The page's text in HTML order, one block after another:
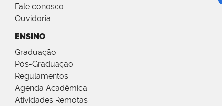
Fale conosco
Ouvidoria
ENSINO
Graduação
Pós-Graduação
Regulamentos
Agenda Acadêmica
Atividades Remotas